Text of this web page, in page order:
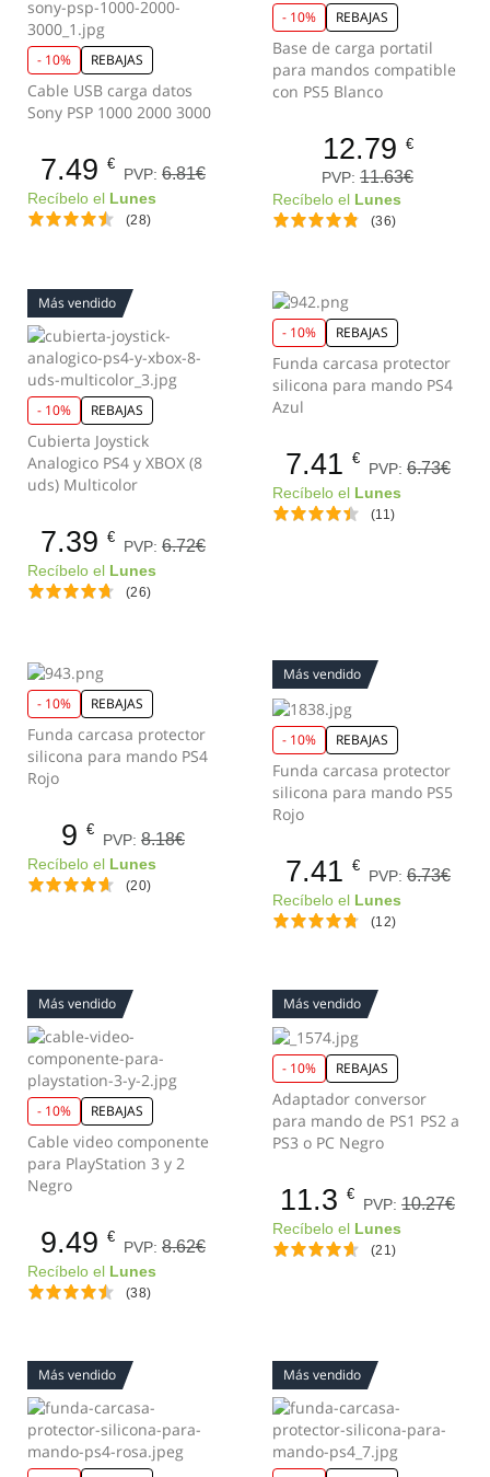
- 10% REBAJAS
Cable USB carga datos
Sony PSP 1000 2000 3000
7.49 €
PVP: 6.81€
Recíbelo el Lunes
(28)
- 10% REBAJAS
Base de carga portatil
para mandos compatible
con PS5 Blanco
12.79 €
PVP: 11.63€
Recíbelo el Lunes
(36)
Más vendido
- 10% REBAJAS
Cubierta Joystick
Analogico PS4 y XBOX (8
uds) Multicolor
7.39 €
PVP: 6.72€
Recíbelo el Lunes
(26)
- 10% REBAJAS
Funda carcasa protector
silicona para mando PS4
Azul
7.41 €
PVP: 6.73€
Recíbelo el Lunes
(11)
- 10% REBAJAS
Funda carcasa protector
silicona para mando PS4
Rojo
9 €
PVP: 8.18€
Recíbelo el Lunes
(20)
Más vendido
- 10% REBAJAS
Funda carcasa protector
silicona para mando PS5
Rojo
7.41 €
PVP: 6.73€
Recíbelo el Lunes
(12)
Más vendido
- 10% REBAJAS
Cable video componente
para PlayStation 3 y 2
Negro
9.49 €
PVP: 8.62€
Recíbelo el Lunes
(38)
Más vendido
- 10% REBAJAS
Adaptador conversor
para mando de PS1 PS2 a
PS3 o PC Negro
11.3 €
PVP: 10.27€
Recíbelo el Lunes
(21)
Más vendido Más vendido